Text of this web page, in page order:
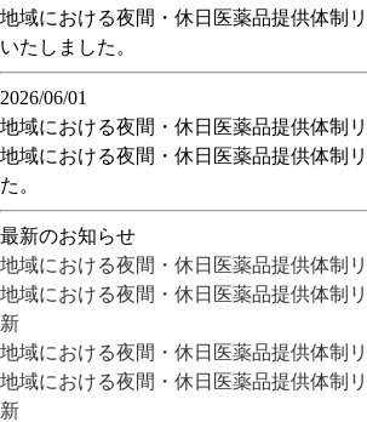
地域における夜間・休日医薬品提供体制
いたしました。
2026/06/01
地域における夜間・休日医薬品提供体
地域における夜間・休日医薬品提供体制
た。
最新のお知らせ
地域における夜間・休日医薬品提供体
地域における夜間・休日医薬品提供体
新
地域における夜間・休日医薬品提供体
地域における夜間・休日医薬品提供体
新